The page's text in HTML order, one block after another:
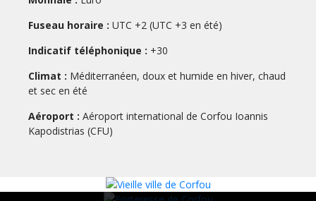
Fuseau horaire : UTC +2 (UTC +3 en été)
Indicatif téléphonique : +30
Climat : Méditerranéen, doux et humide en hiver, chaud
et sec en été
Aéroport : Aéroport international de Corfou Ioannis
Kapodistrias (CFU)
Information :
La vieille ville de Corfou, avec ses ruelles
étroites, ses arcades, ses forteresses
vénitiennes et ses façades pastel, est inscrite au
patrimoine mondial de l’UNESCO. Elle témoigne
française et britannique, avant le rattachement
de l’île à la Grèce au XIXe siècle.